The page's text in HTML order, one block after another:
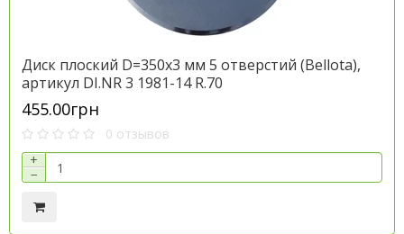
Диск плоский D=350х3 мм 5 отверстий (Bellota),
артикул DI.NR 3 1981-14 R.70
455.00грн
0 отзывов
+
−